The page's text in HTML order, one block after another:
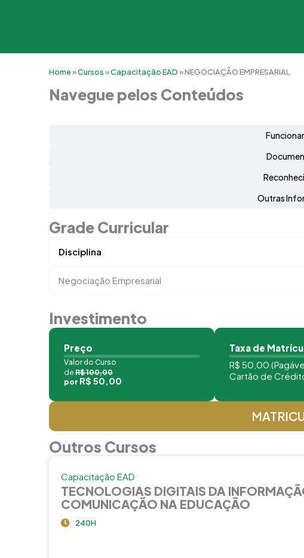
Home»Cursos»Capacitação EAD»NEGOCIAÇÃO EMPRESARIAL
Navegue pelos Conteúdos
Outras
Grade Curricular
Disciplina
Negociação Empresarial
Investimento
Preço
Valor do Curso
de R$ 100,00
por R$ 50,00
Taxa de
R$ 50,00
Cartão de
Outros Cursos
Capacitação EAD
TECNOLOGIAS DIGITAIS DA
COMUNICAÇÃO NA EDUCAÇÃO
240H